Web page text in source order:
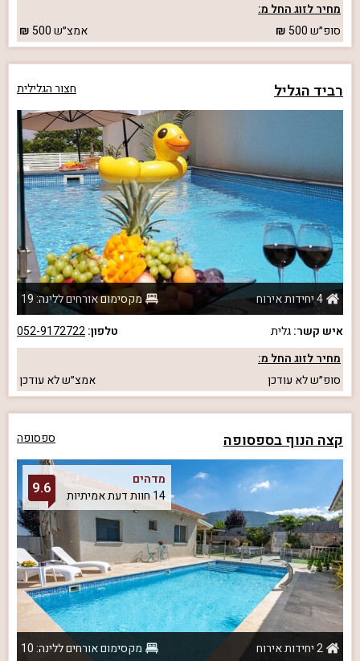
מחיר לזוג החל מ:
סופ״ש500 אמצ״ש500
רביד הגליל חצור הגלילית
4 יחידות אירוח
מקסימום אורחים ללינה: 19
איש קשר:גלית טלפון:052-9172722
מחיר לזוג החל מ:
סופ״שלא עודכן אמצ״שלא עודכן
קצה הנוף בספסופה ספסופה
מדהים
14 חוות דעת אמיתיות
9.6
2 יחידות אירוח
מקסימום אורחים ללינה: 10